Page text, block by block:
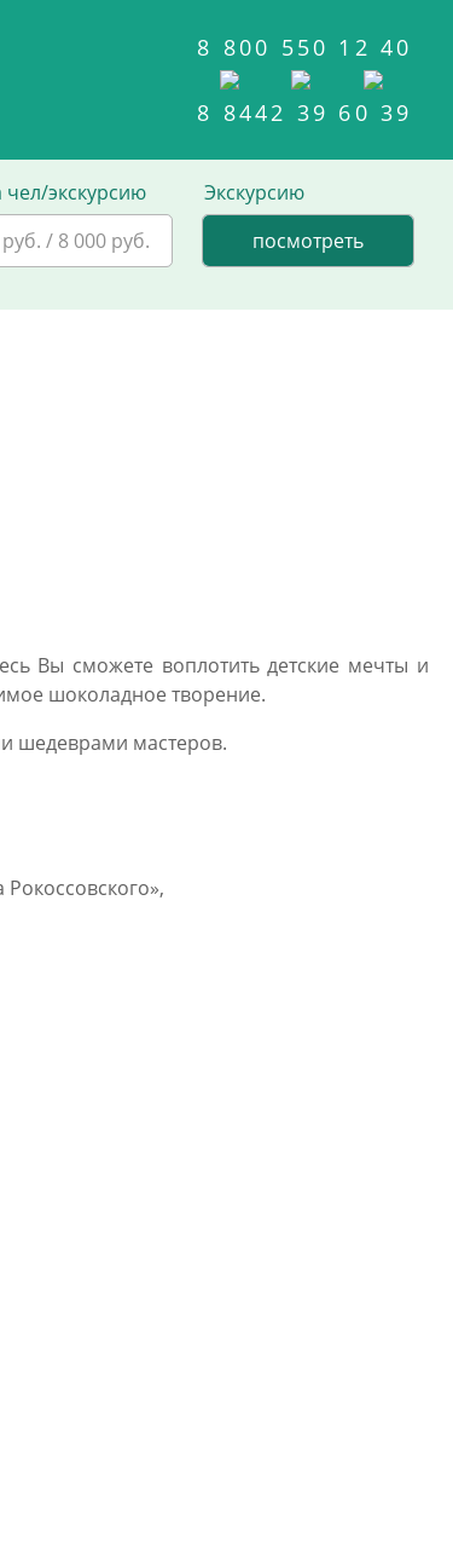
8 800 550 12 40
8 8442 39 60 39
чел/экскурсию
/ 8 000 руб.
Экскурсию
Вы сможете воплотить детские мечты и
шоколадное творение.
шедеврами мастеров.